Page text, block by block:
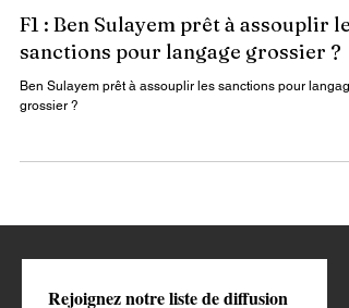
Actualités
F1 : Ben Sulayem prêt à assouplir les
sanctions pour langage grossier ?
grossier ?